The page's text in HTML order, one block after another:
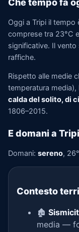
Che tempo fa
Oggi a Tripi il tempo
comprese tra 23°C
significative. Il
raffiche.
Rispetto alle medie
temperatura media),
calda del solito, di
1806–2015.
E domani a
Domani: sereno,
Contesto
🏚️
media —